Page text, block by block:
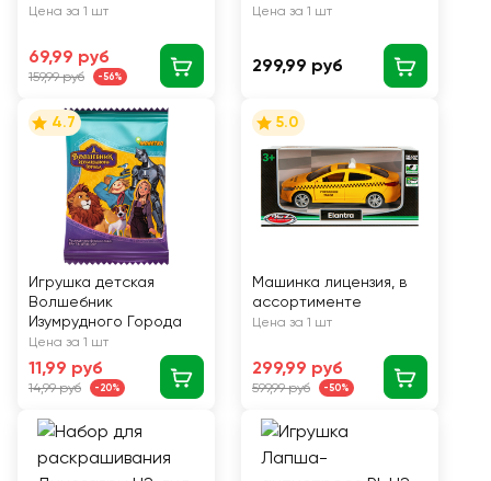
Цена за 1 шт
69,99 руб
159,99 руб -56%
Цена за 1 шт
299,99 руб
4.7
Игрушка детская
Волшебник
Изумрудного Города
Цена за 1 шт
11,99 руб
14,99 руб -20%
5.0
Машинка лицензия, в
ассортименте
Цена за 1 шт
299,99 руб
599,99 руб -50%